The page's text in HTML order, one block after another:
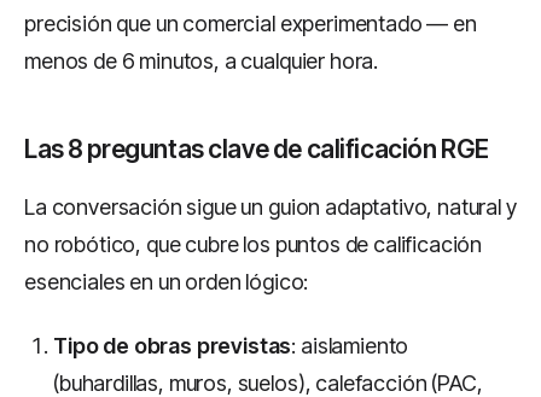
precisión que un comercial experimentado — en
menos de 6 minutos, a cualquier hora.
Las 8 preguntas clave de calificación RGE
La conversación sigue un guion adaptativo, natural y
no robótico, que cubre los puntos de calificación
esenciales en un orden lógico:
Tipo de obras previstas: aislamiento
(buhardillas, muros, suelos), calefacción (PAC,